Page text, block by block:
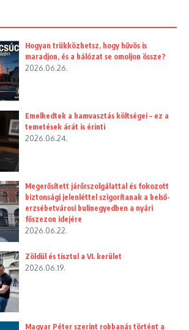
Hogyan trükközhetsz, hogy hűvös is
maradjon, és a hálózat se omoljon össze?
2026.06.26.
Emelkedtek a hamvasztás költségei – ez a
temetések árát is érinti
2026.06.24.
Megerősített járőrszolgálattal és fokozott
biztonsági jelenléttel szigorítanak a belső-
erzsébetvárosi bulinegyedben a nyári
főszezon idejére
2026.06.22.
Zöldül és tisztul a VI. kerület
2026.06.19.
Magyar Péter szerint robbanás történt a